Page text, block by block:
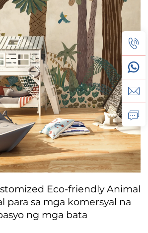
Eco-friendly Animal
para sa mga komersyal na
ng mga bata